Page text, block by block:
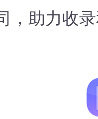
，助力收